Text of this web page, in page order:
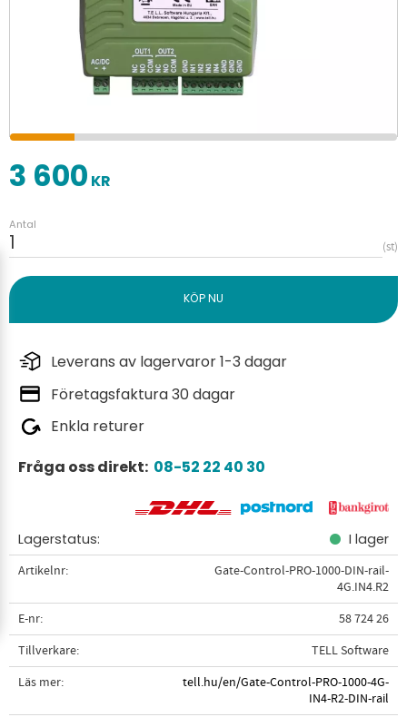
3 600 KR
Antal
st
Leverans av lagervaror 1-3 dagar
Företagsfaktura 30 dagar
Enkla returer
Fråga oss direkt: 08-52 22 40 30
Lagerstatus I lager
Artikelnr
Gate-Control-PRO-1000-DIN-rail-
4G.IN4.R2
E-nr
58 724 26
Tillverkare
TELL Software
Läs mer
tell.hu/en/Gate-Control-PRO-1000-4G-
IN4-R2-DIN-rail